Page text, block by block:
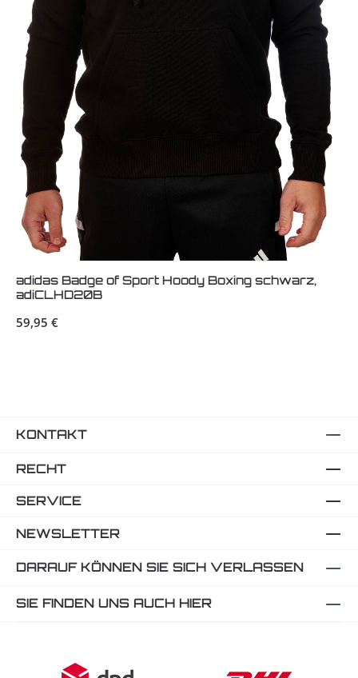
adidas Badge of Sport Hoody Boxing schwarz,
adiCLHD20B
Regulärer Preis:
59,95 €
KONTAKT
RECHT
SERVICE
NEWSLETTER
DARAUF KÖNNEN SIE SICH VERLASSEN
SIE FINDEN UNS AUCH HIER